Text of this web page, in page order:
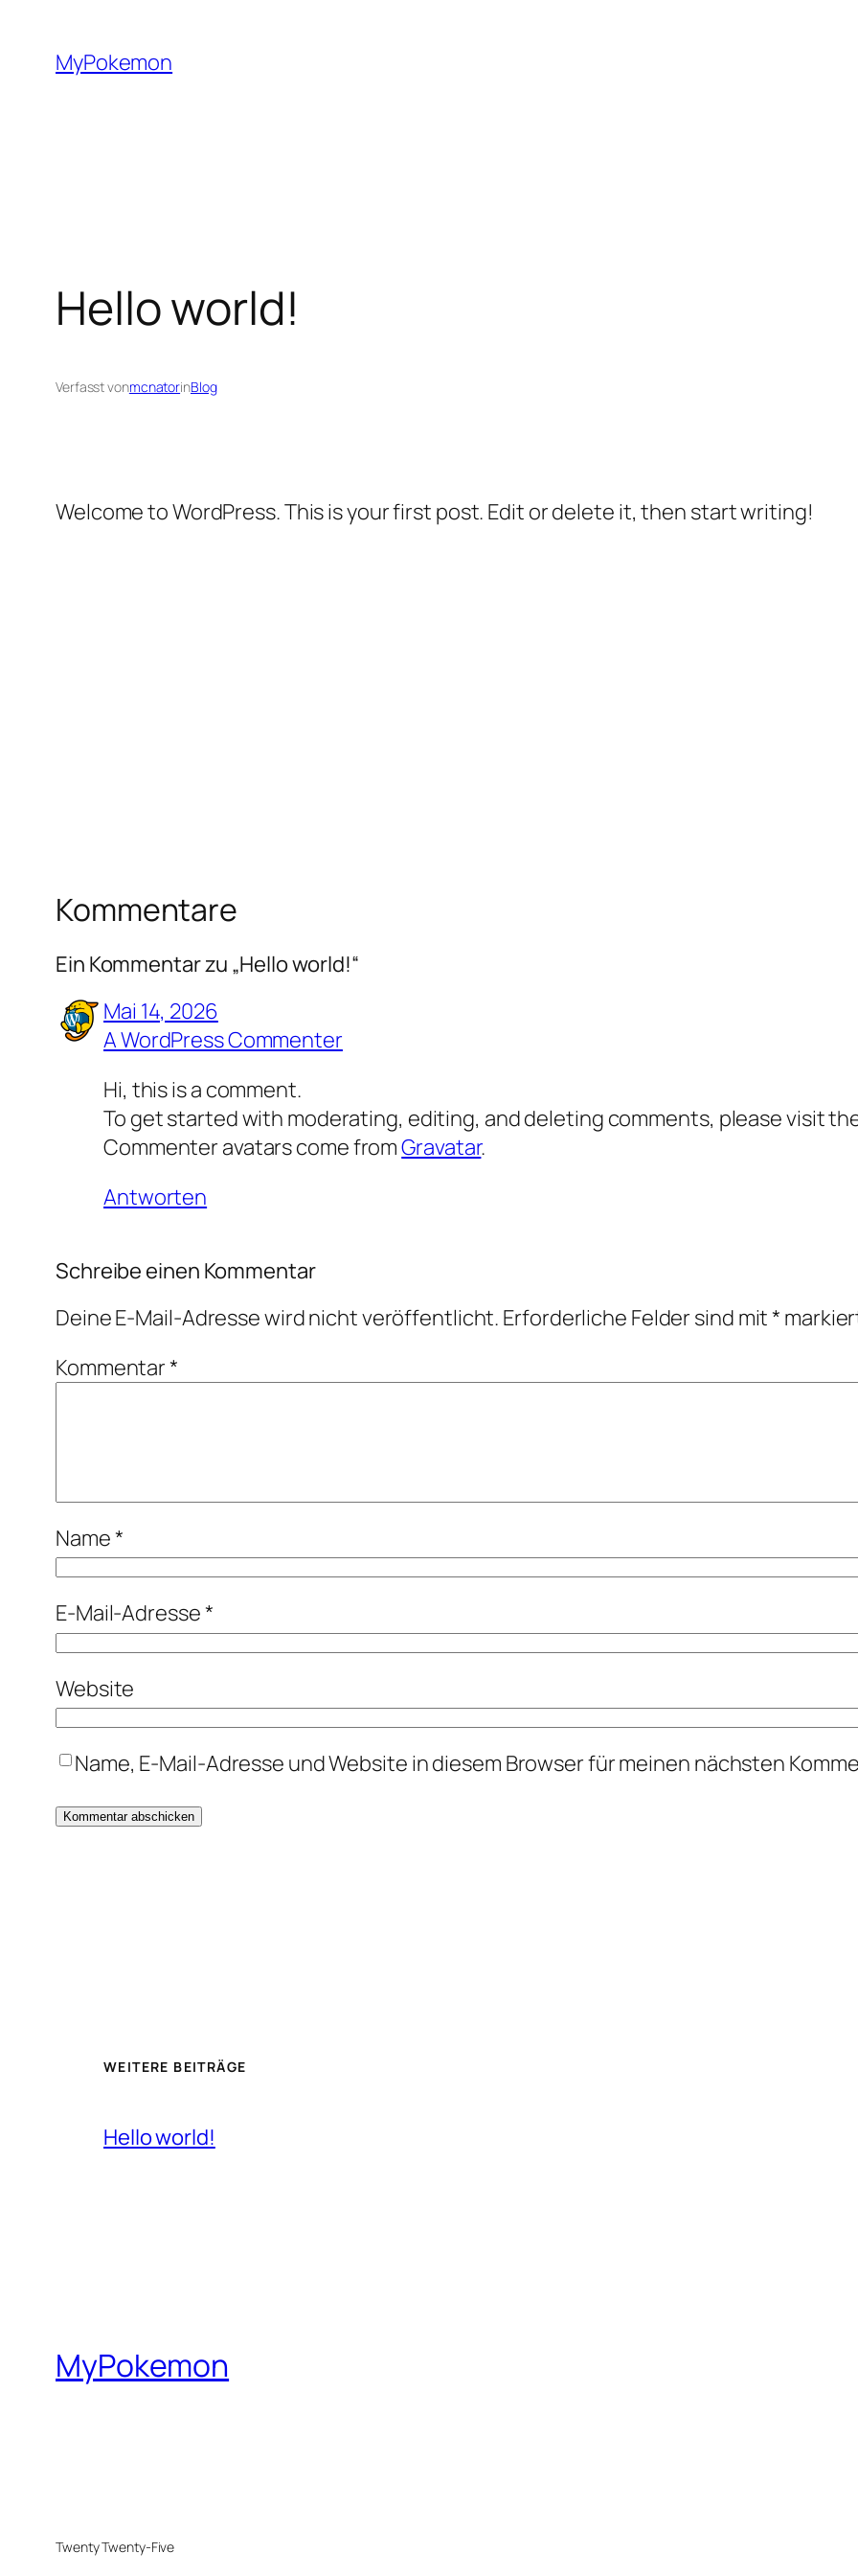
Inhalt
springen
MyPokemon
Hello world!
Verfasst vonmcnatorinBlog
Welcome to WordPress. This is your first post. Edit or delete it, then start writing!
Kommentare
Ein Kommentar zu „Hello world!“
Mai 14, 2026
A WordPress Commenter
Hi, this is a comment.
To get started with moderating, editing, and deleting comments, please visit
Commenter avatars come fromGravatar.
Antworten
Schreibe einen Kommentar
Deine E-Mail-Adresse wird nicht veröffentlicht. Erforderliche Felder sind mit*
Kommentar*
Name*
E-Mail-Adresse*
Website
Name, E-Mail-Adresse und Website in diesem Browser für meinen nächsten
WEITERE BEITRÄGE
Hello world!
MyPokemon
Twenty Twenty-Five